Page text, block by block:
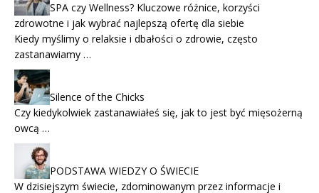
SPA czy Wellness? Kluczowe różnice, korzyści
zdrowotne i jak wybrać najlepszą ofertę dla siebie
Kiedy myślimy o relaksie i dbałości o zdrowie, często
zastanawiamy …
Silence of the Chicks
Czy kiedykolwiek zastanawiałeś się, jak to jest być mięsożerną
owcą …
PODSTAWA WIEDZY O ŚWIECIE
W dzisiejszym świecie, zdominowanym przez informacje i